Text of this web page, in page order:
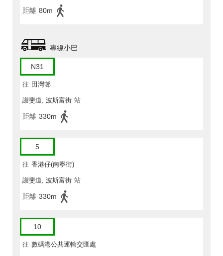
距離 80m
專線小巴
N31
往 田灣邨
謝斐道, 波斯富街 站
距離 330m
5
往 香港仔(南寧街)
謝斐道, 波斯富街 站
距離 330m
10
往 數碼港公共運輸交匯處